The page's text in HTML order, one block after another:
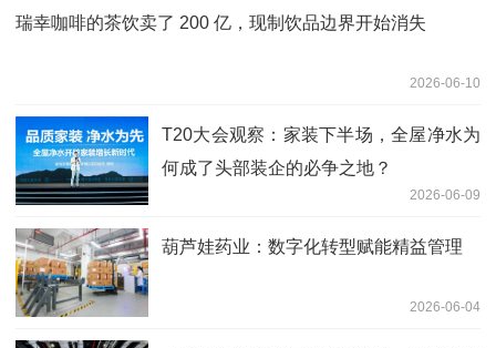
瑞幸咖啡的茶饮卖了 200 亿，现制饮品边界开始消失
2026-06-10
T20大会观察：家装下半场，全屋净水为
何成了头部装企的必争之地？
2026-06-09
葫芦娃药业：数字化转型赋能精益管理
2026-06-04